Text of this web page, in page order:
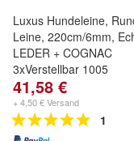
Luxus Hundeleine,
Leine, 220cm/6mm,
LEDER + COGNAC
3xVerstellbar 1005
41,58 €
+ 4,50 € Versand
1